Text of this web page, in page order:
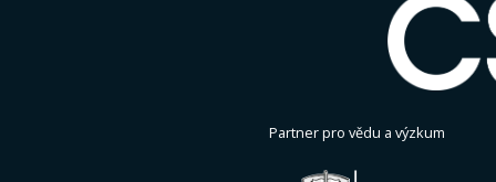
Partner pro vědu a výzkum